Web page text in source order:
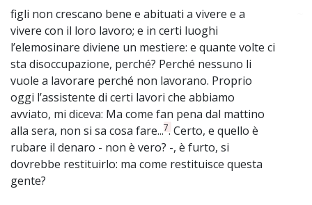
figli non crescano bene e abituati a vivere e a
vivere con il loro lavoro; e in certi luoghi
l’elemosinare diviene un mestiere: e quante volte ci
sta disoccupazione, perché? Perché nessuno li
vuole a lavorare perché non lavorano. Proprio
oggi l’assistente di certi lavori che abbiamo
avviato, mi diceva: Ma come fan pena dal mattino
alla sera, non si sa cosa fare...7. Certo, e quello è
rubare il denaro - non è vero? -, è furto, si
dovrebbe restituirlo: ma come restituisce questa
gente?